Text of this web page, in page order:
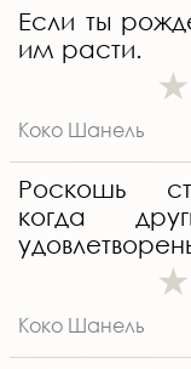
Если ты
им расти.
Коко Шанель
Роскошь
когда
Коко Шанель